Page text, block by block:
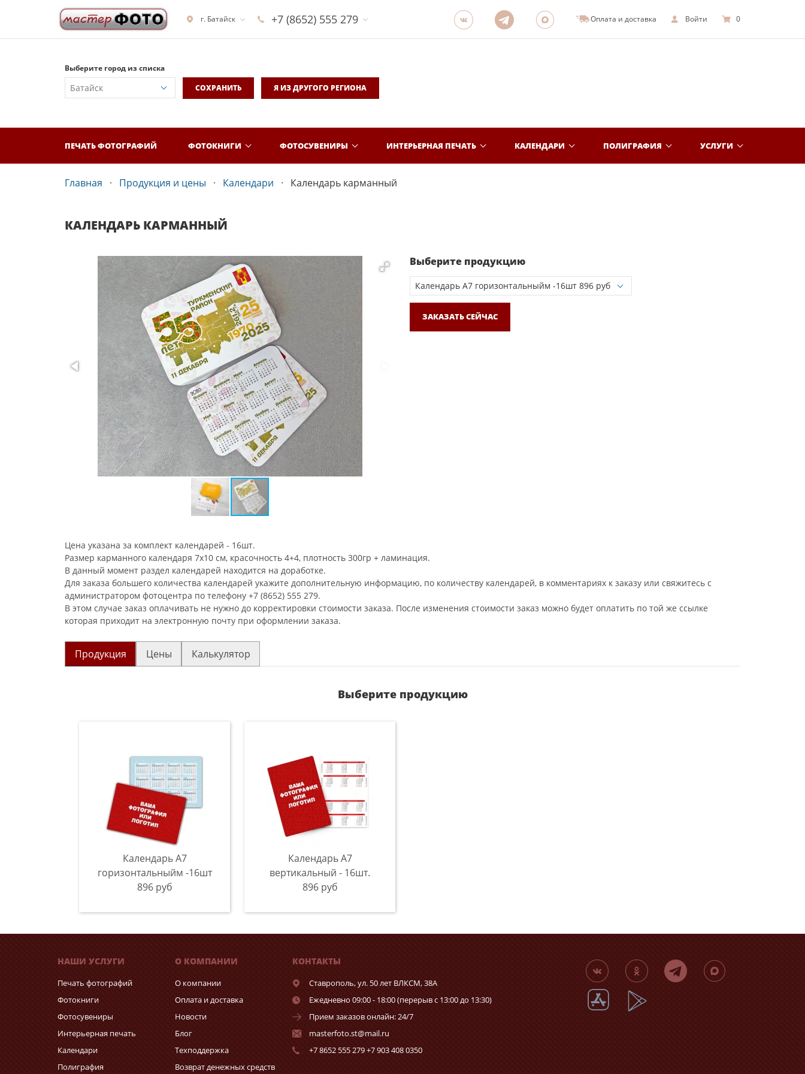
г. Батайск +7 (8652) 555 279 Оплата и доставка Войти 0
Выберите город из списка
СОХРАНИТЬ
Я ИЗ ДРУГОГО РЕГИОНА
ПЕЧАТЬ ФОТОГРАФИЙ ФОТОКНИГИ ФОТОСУВЕНИРЫ ИНТЕРЬЕРНАЯ ПЕЧАТЬ КАЛЕНДАРИ ПОЛИГРАФИЯ УСЛУГИ
Главная Продукция и цены Календари Календарь карманный
КАЛЕНДАРЬ КАРМАННЫЙ
Выберите продукцию
ЗАКАЗАТЬ СЕЙЧАС
Цена указана за комплект календарей - 16шт.
Размер карманного календаря 7х10 см, красочность 4+4, плотность 300гр + ламинация.
В данный момент раздел календарей находится на доработке.
Для заказа большего количества календарей укажите дополнительную информацию, по количеству календарей, в комментариях к заказу или свяжитесь с
администратором фотоцентра по телефону +7 (8652) 555 279.
В этом случае заказ оплачивать не нужно до корректировки стоимости заказа. После изменения стоимости заказ можно будет оплатить по той же ссылке
которая приходит на электронную почту при оформлении заказа.
Продукция Цены Калькулятор
Выберите продукцию
Календарь A7
горизонтальныйм -16шт
896 руб
Календарь A7
вертикальный - 16шт.
896 руб
НАШИ УСЛУГИ
Печать фотографий
Фотокниги
Фотосувениры
Интерьерная печать
Календари
Полиграфия
О КОМПАНИИ
О компании
Оплата и доставка
Новости
Блог
Техподдержка
Возврат денежных средств
КОНТАКТЫ
Ставрополь,ул. 50 лет ВЛКСМ, 38А
Ежедневно 09:00 - 18:00 (перерыв с 13:00 до 13:30)
Прием заказов онлайн: 24/7
masterfoto.st@mail.ru
+7 8652 555 279 +7 903 408 0350